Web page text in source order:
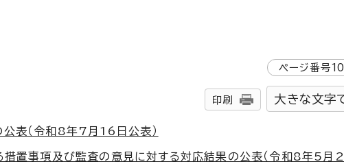
ページ番号
印刷 大きな文字
表（令和8年7月16日公表）
置事項及び監査の意見に対する対応結果の公表（令和8年5月